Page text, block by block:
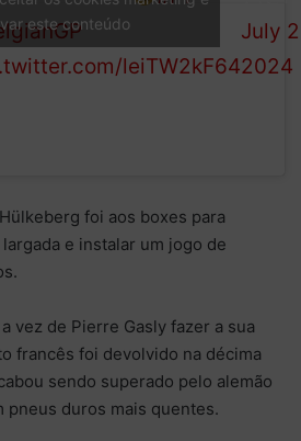
leiTW2kF64
July
2024
este conteúdo
foi aos boxes para
e instalar um jogo de
vez de Pierre Gasly fazer a sua
francês foi devolvido na décima
sendo superado pelo alemão
pneus duros mais quentes.